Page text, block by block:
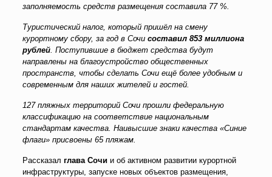
заполняемость средств размещения составила 77 %.
Туристический налог, который пришёл на смену
курортному сбору, за год в Сочи составил 853 миллиона
рублей. Поступившие в бюджет средства будут
направлены на благоустройство общественных
пространств, чтобы сделать Сочи ещё более удобным и
современным для наших жителей и гостей.
127 пляжных территорий Сочи прошли федеральную
классификацию на соответствие национальным
стандартам качества. Наивысшие знаки качества «Синие
флаги» присвоены 65 пляжам.
Рассказал глава Сочии об активном развитии курортной
инфраструктуры, запуске новых объектов размещения,